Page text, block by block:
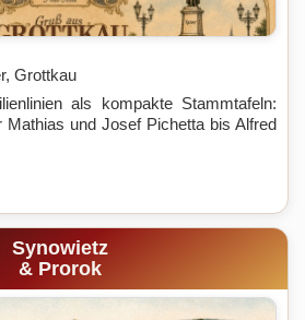
Grottkau
als kompakte Stammtafeln:
Mathias und Josef Pichetta bis Alfred
Synowietz
& Prorok